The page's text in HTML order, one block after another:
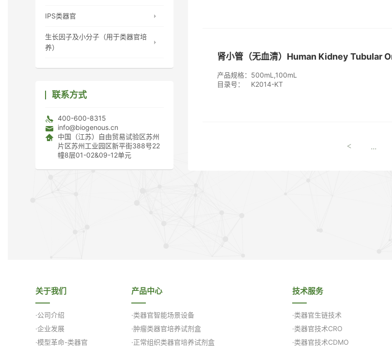
IPS类器官
生长因子及小分子（用于类器官培
养）
联系方式
400-600-8315
info@biogenous.cn
中国（江苏）自由贸易试验区苏州
片区苏州工业园区新平街388号22
幢8层01-02&09-12单元
产品规格： 500mL,100mL
目录号：
K2014-KT
< ...
关于我们
·公司介绍
·企业发展
·模型革命-类器官
产品中心
·类器官智能场景设备
·肿瘤类器官培养试剂盒
·正常组织类器官培养试剂盒
技术服务
·类器官生链技术
·类器官技术CRO
·类器官技术CDMO